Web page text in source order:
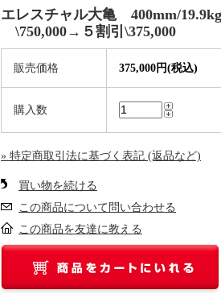
エレスチャル大亀 400mm/19.9kg
\750,000→５割引\375,000
販売価格 375,000円(税込)
購入数
» 特定商取引法に基づく表記 (返品など)
買い物を続ける
この商品について問い合わせる
この商品を友達に教える